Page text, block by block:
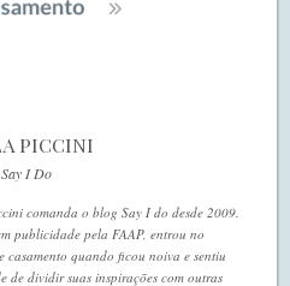
PICCINI
I Do
comanda o blog Say I do desde 2009.
publicidade pela FAAP, entrou no
casamento quando ficou noiva e sentiu
de dividir suas inspirações com outras